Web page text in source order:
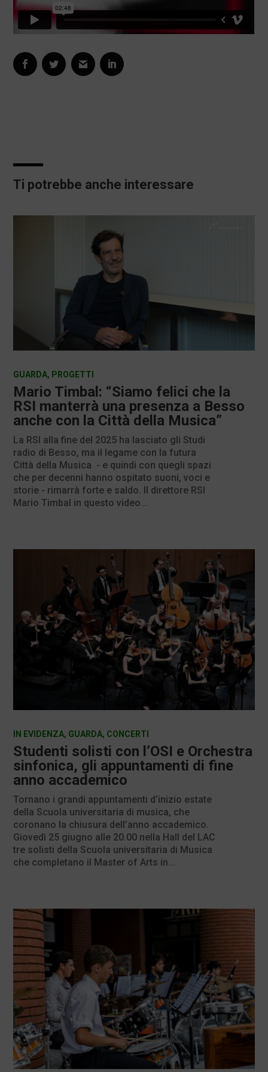
Ti potrebbe anche interessare
Mario Timbal: “Siamo felici che la
RSI manterrà una presenza a Besso
anche con la Città della Musica”
GUARDA, PROGETTI
La RSI alla fine del 2025 ha lasciato gli Studi
radio di Besso, ma il legame con la futura
Città della Musica - e quindi con quegli spazi
che per decenni hanno ospitato suoni, voci e
storie - rimarrà forte e saldo. Il direttore RSI
Mario Timbal in questo video...
Studenti solisti con l’OSI e Orchestra
sinfonica, gli appuntamenti di fine
anno accademico
IN EVIDENZA, GUARDA, CONCERTI
Tornano i grandi appuntamenti d’inizio estate
della Scuola universitaria di musica, che
coronano la chiusura dell’anno accademico.
Giovedì 25 giugno alle 20.00 nella Hall del LAC
tre solisti della Scuola universitaria di Musica
che completano il Master of Arts in...